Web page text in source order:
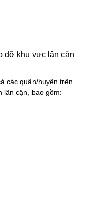
dỡ khu vực lân cận
các quận/huyện trên
lân cận, bao gồm: